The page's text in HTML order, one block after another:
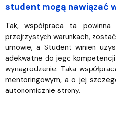
student mogą nawiązać
Tak, współpraca ta
przejrzystych warunkach,
umowie, a Student winien
adekwatne do jego
wynagrodzenie. Taka
mentoringowym, a o jej
autonomicznie strony.